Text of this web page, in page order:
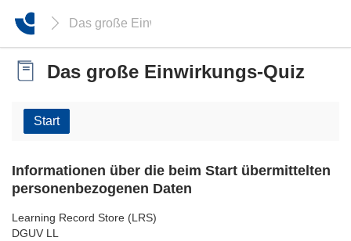
Das große Einwirkungs-Quiz
Das große Einwirkungs-Quiz
Start
Informationen über die beim Start übermittelten
personenbezogenen Daten
Learning Record Store (LRS)
DGUV LL